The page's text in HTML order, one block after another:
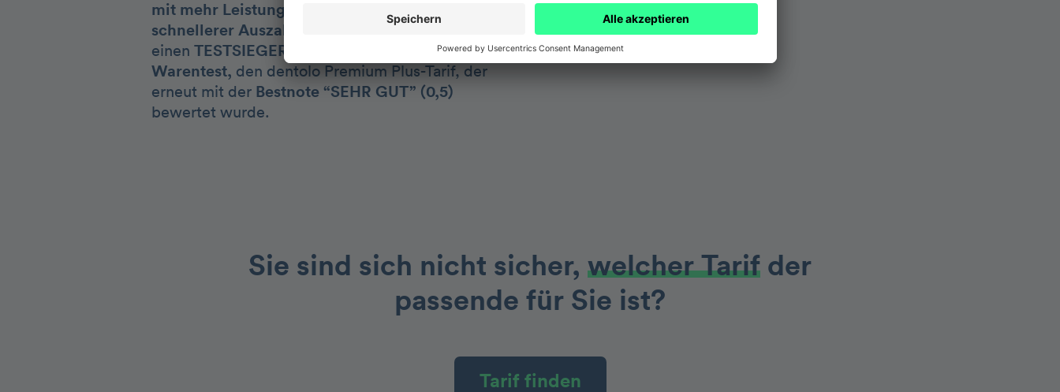
Vollnarkose, Lachgas u.v.m.
mit mehr Leistung, günstigeren Beiträgen und
schnellerer Auszahlung.
einen TESTSIEGER-Tarif von Stiftung
Warentest, den dentolo Premium Plus-Tarif, der
erneut mit der Bestnote “SEHR GUT” (0,5)
bewertet wurde.
Sie sind sich nicht sicher, welcher Tarif der
passende für Sie ist?
Tarif finden